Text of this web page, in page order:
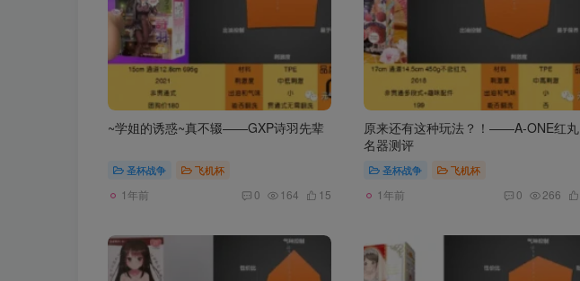
~学姐的诱惑~真不辍——GXP诗羽先辈
圣杯战争 飞机杯
1年前 0 164 15
原来还有这种玩法？！——A-ONE红丸
名器测评
圣杯战争 飞机杯
1年前 0 266